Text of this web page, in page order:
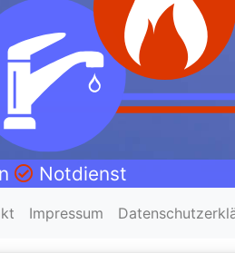
Notdienst
Impressum